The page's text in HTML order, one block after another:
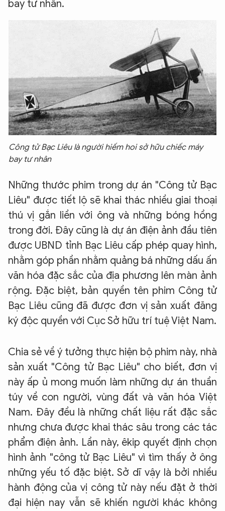
bay tư nhân.
Công tử Bạc Liêu là người hiếm hoi sở hữu chiếc máy
bay tư nhân
Những thước phim trong dự án "Công tử Bạc
Liêu" được tiết lộ sẽ khai thác nhiều giai thoại
thú vị gắn liền với ông và những bóng hồng
trong đời. Đây cũng là dự án điện ảnh đầu tiên
được UBND tỉnh Bạc Liêu cấp phép quay hình,
nhằm góp phần nhằm quảng bá những dấu ấn
văn hóa đặc sắc của địa phương lên màn ảnh
rộng. Đặc biệt, bản quyền tên phim Công tử
Bạc Liêu cũng đã được đơn vị sản xuất đăng
ký độc quyền với Cục Sở hữu trí tuệ Việt Nam.
Chia sẻ về ý tưởng thực hiện bộ phim này, nhà
sản xuất "Công tử Bạc Liêu" cho biết, đơn vị
này ấp ủ mong muốn làm những dự án thuần
túy về con người, vùng đất và văn hóa Việt
Nam. Đây đều là những chất liệu rất đặc sắc
nhưng chưa được khai thác sâu trong các tác
phẩm điện ảnh. Lần này, êkip quyết định chọn
hình ảnh "công tử Bạc Liêu" vì tìm thấy ở ông
những yếu tố đặc biệt. Sở dĩ vậy là bởi nhiều
hành động của vị công tử này nếu đặt ở thời
đại hiện nay vẫn sẽ khiến người khác không